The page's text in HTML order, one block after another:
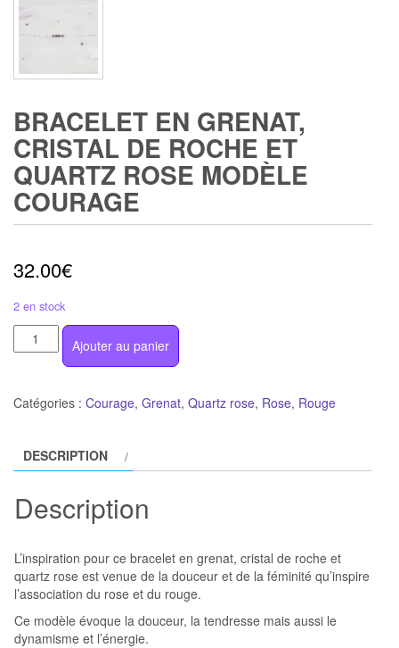
BRACELET EN GRENAT,
CRISTAL DE ROCHE ET
QUARTZ ROSE MODÈLE
COURAGE
32.00€
2 en stock
quantité
de
en
cristal
de
et
rose
modèle
COURAGE
Ajouter au panier
Catégories : Courage, Grenat, Quartz rose, Rose, Rouge
DESCRIPTION
Description
L’inspiration pour ce bracelet en grenat, cristal de roche et
quartz rose est venue de la douceur et de la féminité qu’inspire
l’association du rose et du rouge.
Ce modèle évoque la douceur, la tendresse mais aussi le
dynamisme et l’énergie.